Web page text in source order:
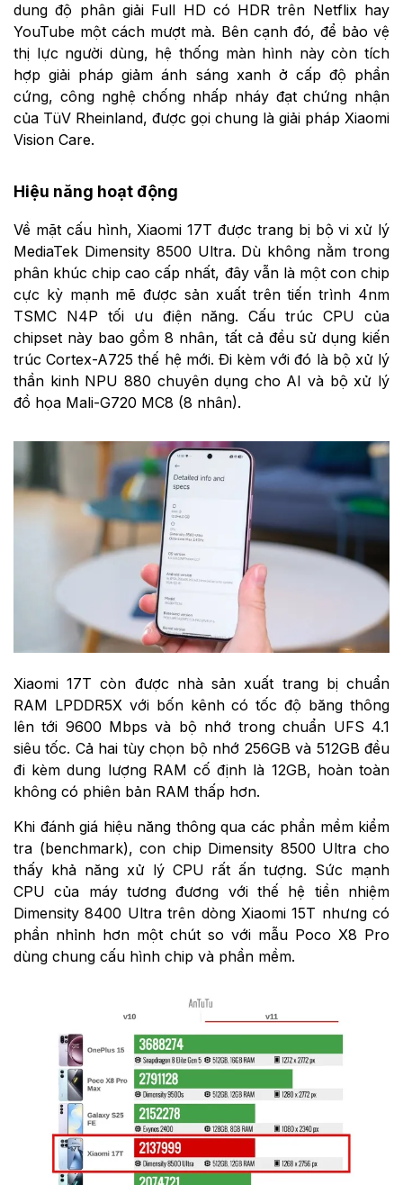
dung độ phân giải Full HD có HDR trên Netflix hay
YouTube một cách mượt mà. Bên cạnh đó, để bảo vệ
thị lực người dùng, hệ thống màn hình này còn tích
hợp giải pháp giảm ánh sáng xanh ở cấp độ phần
cứng, công nghệ chống nhấp nháy đạt chứng nhận
của TüV Rheinland, được gọi chung là giải pháp Xiaomi
Vision Care.
Hiệu năng hoạt động
Về mặt cấu hình, Xiaomi 17T được trang bị bộ vi xử lý
MediaTek Dimensity 8500 Ultra. Dù không nằm trong
phân khúc chip cao cấp nhất, đây vẫn là một con chip
cực kỳ mạnh mẽ được sản xuất trên tiến trình 4nm
TSMC N4P tối ưu điện năng. Cấu trúc CPU của
chipset này bao gồm 8 nhân, tất cả đều sử dụng kiến
trúc Cortex-A725 thế hệ mới. Đi kèm với đó là bộ xử lý
thần kinh NPU 880 chuyên dụng cho AI và bộ xử lý
đồ họa Mali-G720 MC8 (8 nhân).
Xiaomi 17T còn được nhà sản xuất trang bị chuẩn
RAM LPDDR5X với bốn kênh có tốc độ băng thông
lên tới 9600 Mbps và bộ nhớ trong chuẩn UFS 4.1
siêu tốc. Cả hai tùy chọn bộ nhớ 256GB và 512GB đều
đi kèm dung lượng RAM cố định là 12GB, hoàn toàn
không có phiên bản RAM thấp hơn.
Khi đánh giá hiệu năng thông qua các phần mềm kiểm
tra (benchmark), con chip Dimensity 8500 Ultra cho
thấy khả năng xử lý CPU rất ấn tượng. Sức mạnh
CPU của máy tương đương với thế hệ tiền nhiệm
Dimensity 8400 Ultra trên dòng Xiaomi 15T nhưng có
phần nhỉnh hơn một chút so với mẫu Poco X8 Pro
dùng chung cấu hình chip và phần mềm.